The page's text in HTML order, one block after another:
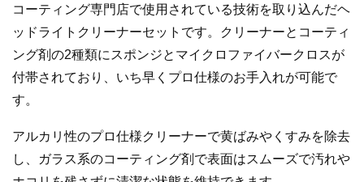
コーティング専門店で使用されている技術を取り込んだヘ
ッドライトクリーナーセットです。クリーナーとコーティ
ング剤の2種類にスポンジとマイクロファイバークロスが
付帯されており、いち早くプロ仕様のお手入れが可能で
す。
アルカリ性のプロ仕様クリーナーで黄ばみやくすみを除去
し、ガラス系のコーティング剤で表面はスムーズで汚れや